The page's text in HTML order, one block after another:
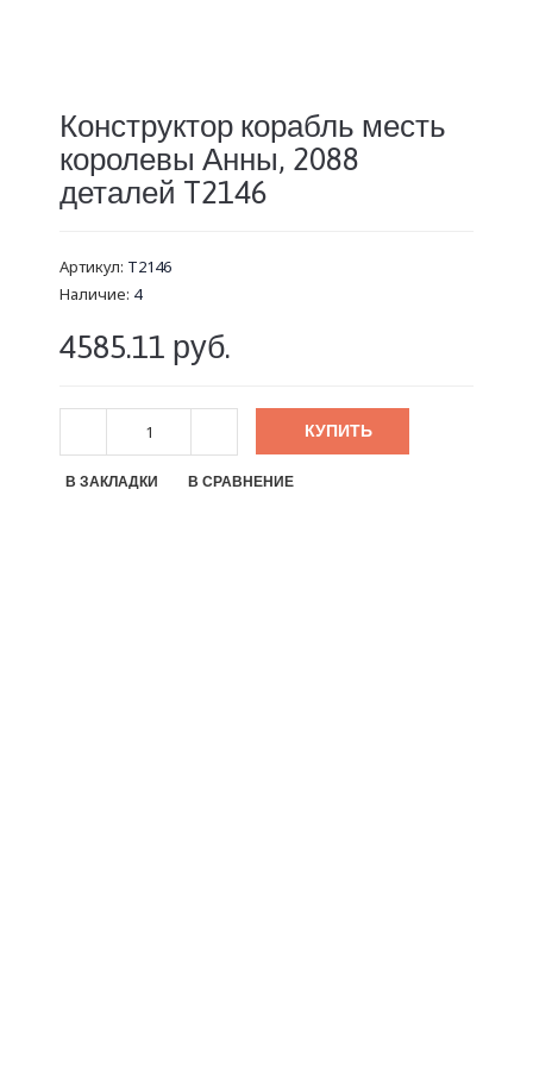
Конструктор корабль месть
королевы Анны, 2088
деталей T2146
Артикул: T2146
Наличие: 4
4585.11 руб.
КУПИТЬ
В ЗАКЛАДКИ В СРАВНЕНИЕ